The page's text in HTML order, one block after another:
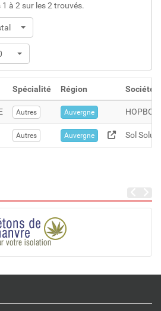
à 2 sur les 2 trouvés.
Spécialité Région Société
Autres Auvergne HOPBOX
Autres Auvergne Sol